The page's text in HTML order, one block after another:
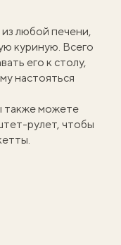
любой печени,
куриную. Всего
его к столу,
настояться
также можете
рулет, чтобы